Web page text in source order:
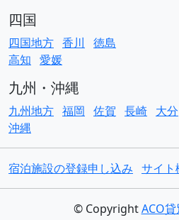
四国
四国地方 香川
徳島
高知 愛媛
九州・沖縄
九州地方 福岡 佐賀 長崎 大分
沖縄
宿泊施設の登録申し込み サイト
© CopyrightACO